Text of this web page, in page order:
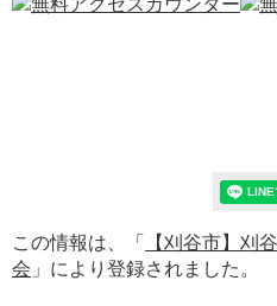
この情報は、「
【刈谷市】刈
会 」により登録されました。